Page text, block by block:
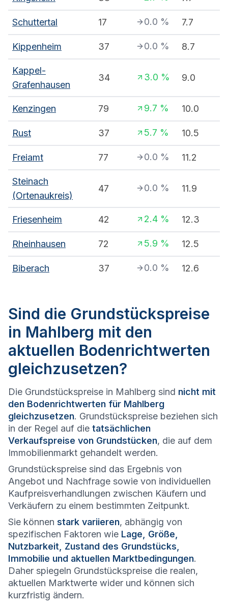
Schuttertal 17 0.0 % 7.7
Kippenheim 37 0.0 % 8.7
Kappel-
Grafenhausen
34 3.0 % 9.0
Kenzingen 79 9.7 % 10.0
Rust 37 5.7 % 10.5
Freiamt 77 0.0 % 11.2
Steinach
(Ortenaukreis)
47 0.0 % 11.9
Friesenheim 42 2.4 % 12.3
Rheinhausen 72 5.9 % 12.5
Biberach 37 0.0 % 12.6
Sind die Grundstückspreise
in Mahlberg mit den
aktuellen Bodenrichtwerten
gleichzusetzen?
Die Grundstückspreise in Mahlberg sind nicht mit
den Bodenrichtwerten für Mahlberg
gleichzusetzen. Grundstückspreise beziehen sich
in der Regel auf die tatsächlichen
Verkaufspreise von Grundstücken, die auf dem
Immobilienmarkt gehandelt werden.
Grundstückspreise sind das Ergebnis von
Angebot und Nachfrage sowie von individuellen
Kaufpreisverhandlungen zwischen Käufern und
Verkäufern zu einem bestimmten Zeitpunkt.
Sie können stark variieren, abhängig von
spezifischen Faktoren wie Lage, Größe,
Nutzbarkeit, Zustand des Grundstücks,
Immobilie und aktuellen Marktbedingungen.
Daher spiegeln Grundstückspreise die realen,
aktuellen Marktwerte wider und können sich
kurzfristig ändern.